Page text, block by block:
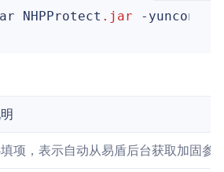
NHPProtect
.jar -
项，表示自动从易盾后台获取加固参